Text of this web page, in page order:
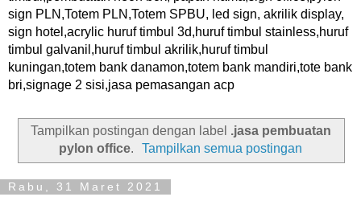
sign PLN,Totem PLN,Totem SPBU, led sign, akrilik display,
sign hotel,acrylic huruf timbul 3d,huruf timbul stainless,huruf
timbul galvanil,huruf timbul akrilik,huruf timbul
kuningan,totem bank danamon,totem bank mandiri,tote bank
bri,signage 2 sisi,jasa pemasangan acp
Tampilkan postingan dengan label .jasa pembuatan
pylon office. Tampilkan semua postingan
Rabu, 31 Maret 2021